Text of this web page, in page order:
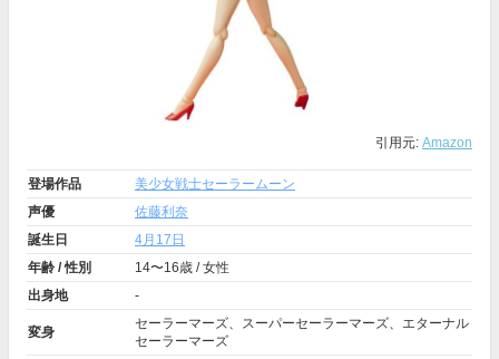
引用元: Amazon
登場作品
美少女戦士セーラームーン
声優
佐藤利奈
誕生日
4月17日
年齢 / 性別
14〜16歳 / 女性
出身地
-
変身
セーラーマーズ、スーパーセーラーマーズ、エターナル
セーラーマーズ